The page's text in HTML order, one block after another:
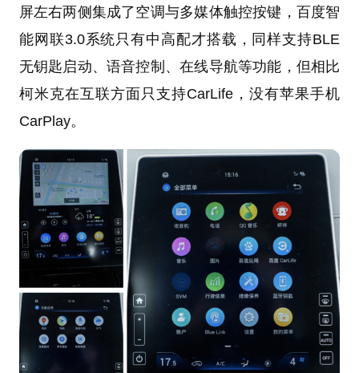
屏左右两侧集成了空调与多媒体触控按键，百度智
能网联3.0系统只有中高配才搭载，同样支持BLE
无钥匙启动、语音控制、在线导航等功能，但相比
柯米克在互联方面只支持CarLife，没有苹果手机
CarPlay。